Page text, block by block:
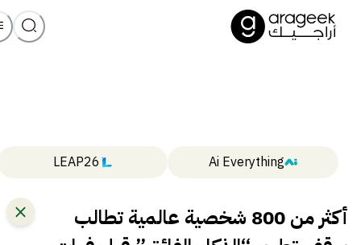
Ai Everything
LEAP26
أكثر من 800 شخصية عالمية تطالب